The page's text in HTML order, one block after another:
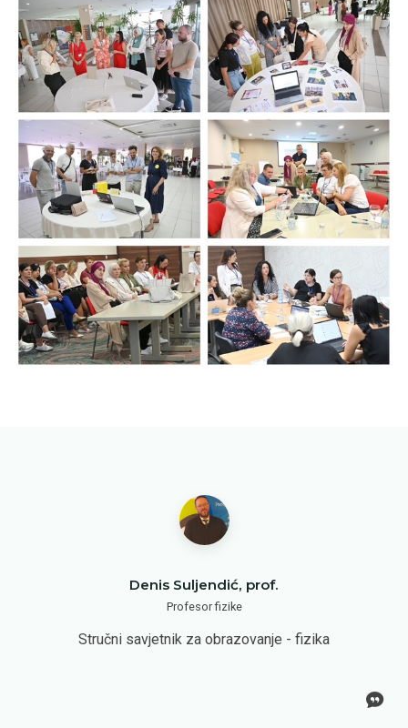
Denis Suljendić, prof.
Profesor fizike
Stručni savjetnik za obrazovanje - fizika